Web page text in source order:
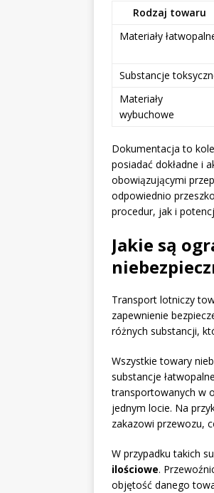
Rodzaj towaru
Materiały
Substancje
Materiały
wybuchowe
Dokumentacja to
posiadać dokładne i
obowiązującymi
odpowiednio
procedur, jak i
Jakie są
Transport lotniczy
zapewnienie
różnych substancji,
Wszystkie towary
substancje
transportowanych w
jednym locie. Na
zakazowi przewozu,
W przypadku takich
ilościowe.
objętość danego